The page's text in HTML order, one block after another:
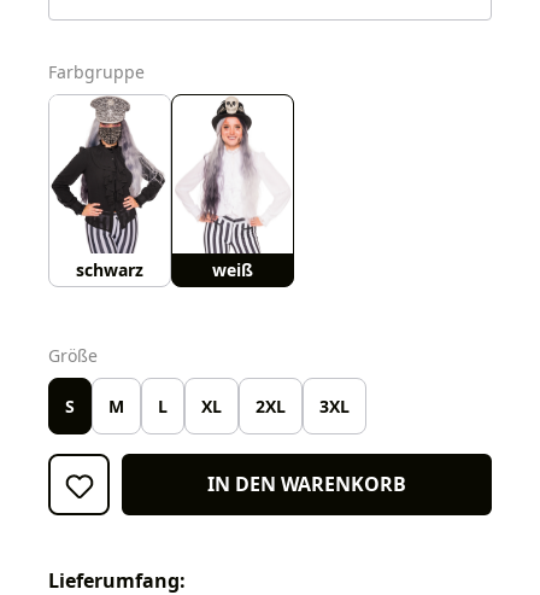
Farbgruppe
schwarz weiß
Größe
S M L XL 2XL 3XL
IN DEN WARENKORB
Lieferumfang: